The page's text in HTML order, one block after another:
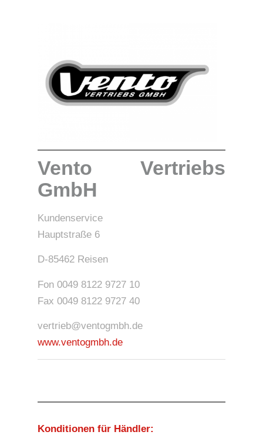
Vento Vertriebs
GmbH
Kundenservice
Hauptstraße 6
D-85462 Reisen
Fon 0049 8122 9727 10
Fax 0049 8122 9727 40
vertrieb@ventogmbh.de
www.ventogmbh.de
Konditionen für Händler: